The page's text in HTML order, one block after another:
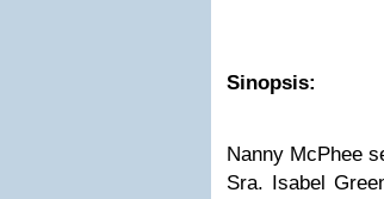
Sinopsis:
Nanny McPhee
Sra. Isabel